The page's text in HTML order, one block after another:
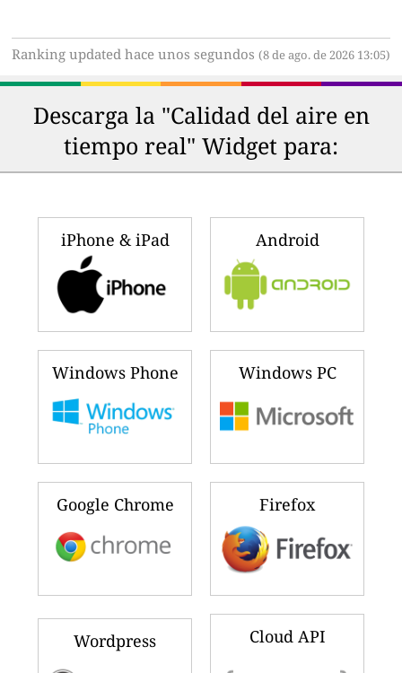
Ranking updated hace unos segundos (8 de ago. de 2026 13:05)
Descarga la "Calidad del aire en
tiempo real" Widget para:
iPhone & iPad Android
Windows Phone Windows PC
Google Chrome Firefox
Wordpress Cloud API